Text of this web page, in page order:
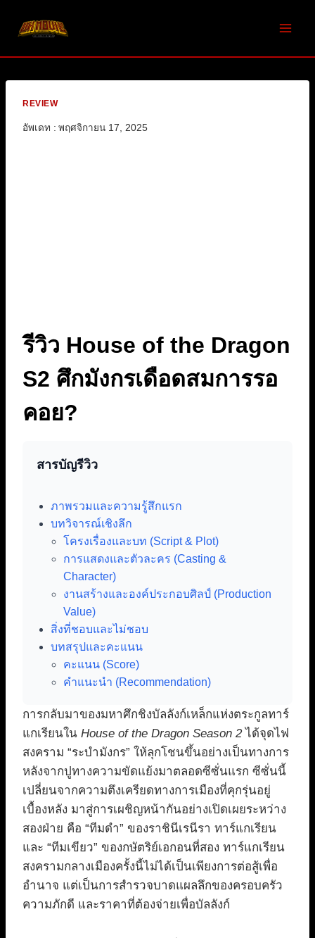
REVIEW
อัพเดท : พฤศจิกายน 17, 2025
รีวิว House of the Dragon
S2 ศึกมังกรเดือดสมการรอ
คอย?
สารบัญรีวิว
ภาพรวมและความรู้สึกแรก
บทวิจารณ์เชิงลึก
โครงเรื่องและบท (Script & Plot)
การแสดงและตัวละคร (Casting &
Character)
งานสร้างและองค์ประกอบศิลป์ (Production
Value)
สิ่งที่ชอบและไม่ชอบ
บทสรุปและคะแนน
คะแนน (Score)
คำแนะนำ (Recommendation)
การกลับมาของมหาศึกชิงบัลลังก์เหล็กแห่งตระกูลทาร์
แกเรียนใน House of the Dragon Season 2ได้จุดไฟ
สงคราม “ระบำมังกร” ให้ลุกโชนขึ้นอย่างเป็นทางการ
หลังจากปูทางความขัดแย้งมาตลอดซีซั่นแรก ซีซั่นนี้
เปลี่ยนจากความตึงเครียดทางการเมืองที่คุกรุ่นอยู่
เบื้องหลัง มาสู่การเผชิญหน้ากันอย่างเปิดเผยระหว่าง
สองฝ่าย คือ “ทีมดำ” ของราชินีเรนีรา ทาร์แกเรียน
และ “ทีมเขียว” ของกษัตริย์เอกอนที่สอง ทาร์แกเรียน
สงครามกลางเมืองครั้งนี้ไม่ได้เป็นเพียงการต่อสู้เพื่อ
อำนาจ แต่เป็นการสำรวจบาดแผลลึกของครอบครัว
ความภักดี และราคาที่ต้องจ่ายเพื่อบัลลังก์